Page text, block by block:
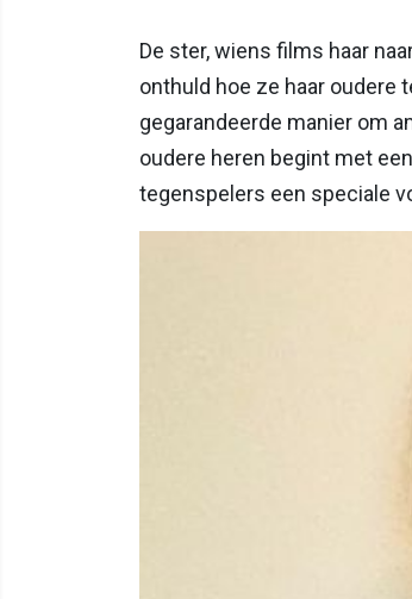
De ster, wiens films haar
onthuld hoe ze haar oudere
gegarandeerde manier om
oudere heren begint met
tegenspelers een speciale